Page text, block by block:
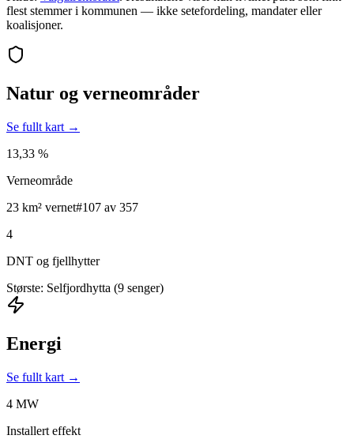
flest stemmer i kommunen — ikke setefordeling, mandater eller
koalisjoner.
Natur og verneområder
Se fullt kart →
13,33 %
Verneområde
23 km² vernet#107 av 357
4
DNT og fjellhytter
Største: Selfjordhytta (9 senger)
Energi
Se fullt kart →
4 MW
Installert effekt